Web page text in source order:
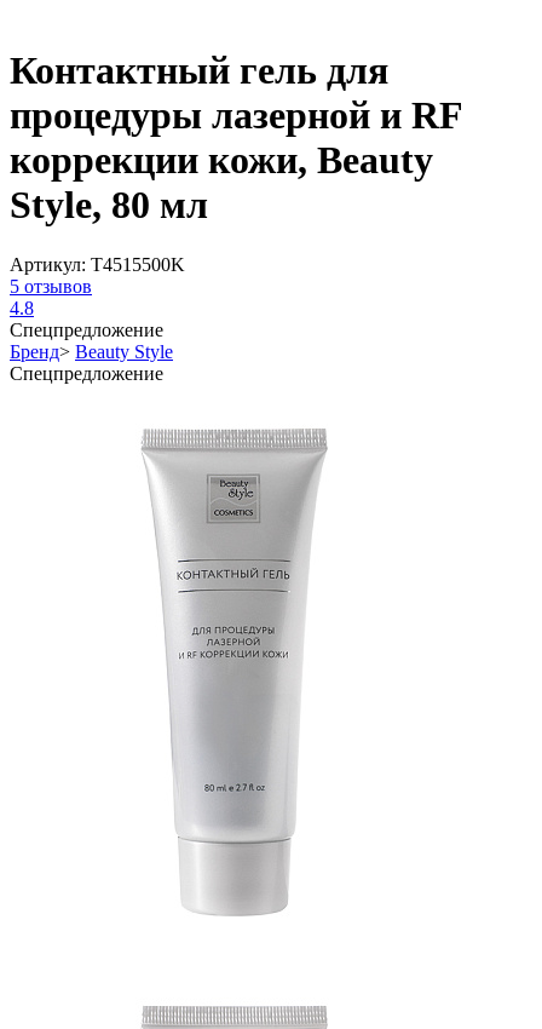
Контактный гель для
процедуры лазерной и RF
коррекции кожи, Beauty
Style, 80 мл
Артикул: T4515500K
5 отзывов
4.8
Спецпредложение
Бренд> Beauty Style
Спецпредложение